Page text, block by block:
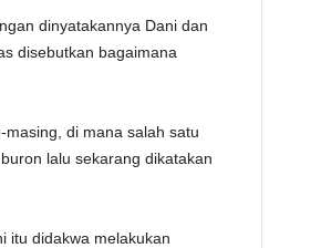
dinyatakannya Dani dan
disebutkan bagaimana
di mana salah satu
lalu sekarang dikatakan
itu didakwa melakukan